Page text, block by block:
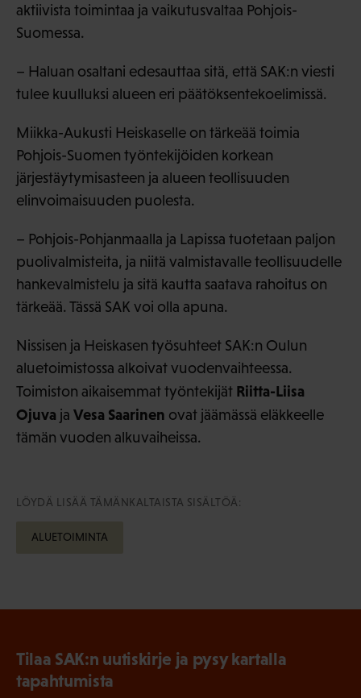
aktiivista toimintaa ja vaikutusvaltaa Pohjois-
Suomessa.
– Haluan osaltani edesauttaa sitä, että SAK:n viesti
tulee kuulluksi alueen eri päätöksentekoelimissä.
Miikka-Aukusti Heiskaselle on tärkeää toimia
Pohjois-Suomen työntekijöiden korkean
järjestäytymisasteen ja alueen teollisuuden
elinvoimaisuuden puolesta.
– Pohjois-Pohjanmaalla ja Lapissa tuotetaan paljon
puolivalmisteita, ja niitä valmistavalle teollisuudelle
hankevalmistelu ja sitä kautta saatava rahoitus on
tärkeää. Tässä SAK voi olla apuna.
Nissisen ja Heiskasen työsuhteet SAK:n Oulun
aluetoimistossa alkoivat vuodenvaihteessa.
Toimiston aikaisemmat työntekijät Riitta-Liisa
Ojuva ja Vesa Saarinen ovat jäämässä eläkkeelle
tämän vuoden alkuvaiheissa.
LÖYDÄ LISÄÄ TÄMÄNKALTAISTA SISÄLTÖÄ:
ALUETOIMINTA
Tilaa SAK:n uutiskirje ja pysy kartalla
tapahtumista